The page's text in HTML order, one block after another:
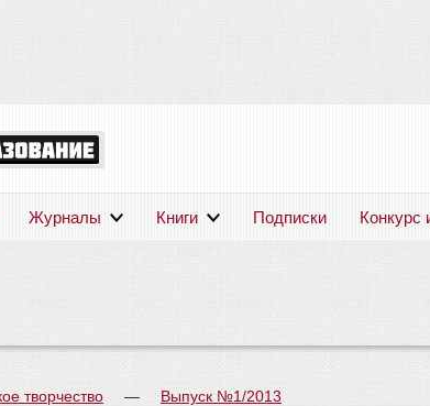
Журналы Книги Подписки Конкурс
творчество — Выпуск №1/2013